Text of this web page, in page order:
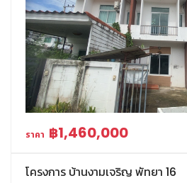
ราคา ฿1,460,000
โครงการ บ้านงามเจริญ พัทยา 16